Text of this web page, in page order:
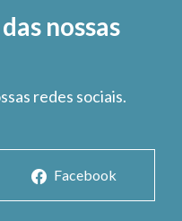
nossas
redes sociais.
Facebook